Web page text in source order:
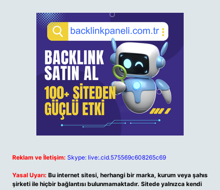
Reklam ve İletişim: Skype: live:.cid.575569c608265c69
Yasal Uyarı: Bu internet sitesi, herhangi bir marka, kurum veya şahıs
şirketi ile hiçbir bağlantısı bulunmamaktadır. Sitede yalnızca kendi